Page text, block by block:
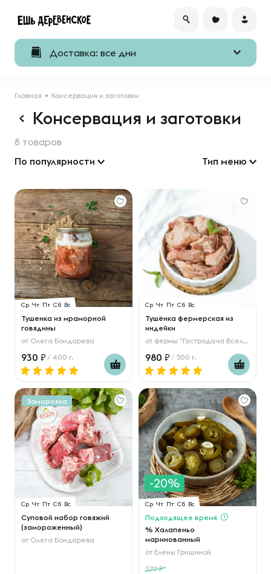
Доставка: все дни
Главная Консервация и заготовки
Консервация и заготовки
8 товаров
По популярности
Тип меню
Ср Чт Пт Сб Вс
Тушенка из мраморной
говядины
от Олега Бондарева
930 / 400 г.
Ср Чт Пт Сб Вс
Тушёнка фермерская из
индейки
от фермы "Гастродача Вселуг"
980 / 500 г.
Заморозка
Ср Чт Пт Сб Вс
Суповой набор говяжий
(замороженный)
от Олега Бондарева
-20%
Ср Чт Пт Сб Вс
Подходящее время
% Халапеньо
маринованный
от Елены Гришиной
379